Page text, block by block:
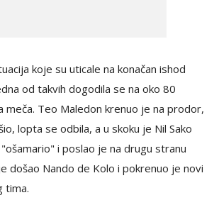
koje su uticale na konačan ishod
od takvih dogodila se na oko 80
meča. Teo Maledon krenuo je na prodor,
lopta se odbila, a u skoku je Nil Sako
i poslao je na drugu stranu
došao Nando de Kolo i pokrenuo je novi
tima.